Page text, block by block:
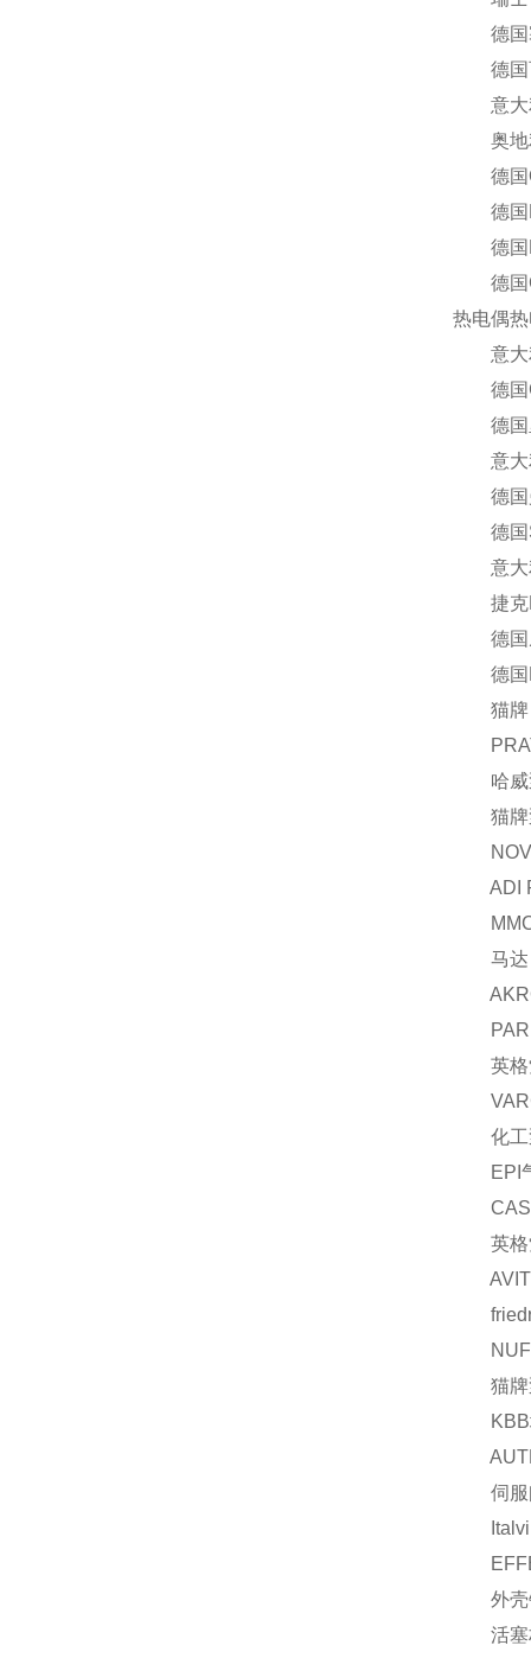
德国
德国百
意大
奥地利
德国
德国
德国
德国
热电偶
意大利
德国
德国里
意大利
德国曼
德国
意大
捷克
德国威
德国
猫牌
哈威
猫牌
NOV
ADI
MMC
马达
英格索
化工
EPI气
英格索
猫牌
KBB
伺服
外壳
活塞